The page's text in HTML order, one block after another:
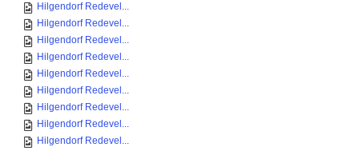
Hilgendorf Redevel...
Hilgendorf Redevel...
Hilgendorf Redevel...
Hilgendorf Redevel...
Hilgendorf Redevel...
Hilgendorf Redevel...
Hilgendorf Redevel...
Hilgendorf Redevel...
Hilgendorf Redevel...